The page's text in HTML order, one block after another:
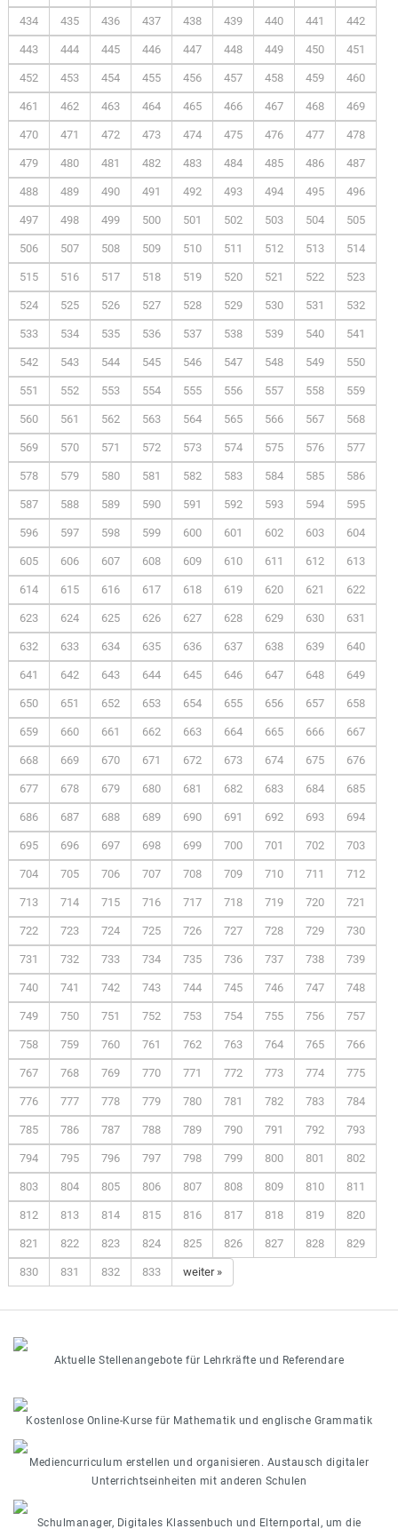
434 435 436 437 438 439 440 441 442
443 444 445 446 447 448 449 450 451
452 453 454 455 456 457 458 459 460
461 462 463 464 465 466 467 468 469
470 471 472 473 474 475 476 477 478
479 480 481 482 483 484 485 486 487
488 489 490 491 492 493 494 495 496
497 498 499 500 501 502 503 504 505
506 507 508 509 510 511 512 513 514
515 516 517 518 519 520 521 522 523
524 525 526 527 528 529 530 531 532
533 534 535 536 537 538 539 540 541
542 543 544 545 546 547 548 549 550
551 552 553 554 555 556 557 558 559
560 561 562 563 564 565 566 567 568
569 570 571 572 573 574 575 576 577
578 579 580 581 582 583 584 585 586
587 588 589 590 591 592 593 594 595
596 597 598 599 600 601 602 603 604
605 606 607 608 609 610 611 612 613
614 615 616 617 618 619 620 621 622
623 624 625 626 627 628 629 630 631
632 633 634 635 636 637 638 639 640
641 642 643 644 645 646 647 648 649
650 651 652 653 654 655 656 657 658
659 660 661 662 663 664 665 666 667
668 669 670 671 672 673 674 675 676
677 678 679 680 681 682 683 684 685
686 687 688 689 690 691 692 693 694
695 696 697 698 699 700 701 702 703
704 705 706 707 708 709 710 711 712
713 714 715 716 717 718 719 720 721
722 723 724 725 726 727 728 729 730
731 732 733 734 735 736 737 738 739
740 741 742 743 744 745 746 747 748
749 750 751 752 753 754 755 756 757
758 759 760 761 762 763 764 765 766
767 768 769 770 771 772 773 774 775
776 777 778 779 780 781 782 783 784
785 786 787 788 789 790 791 792 793
794 795 796 797 798 799 800 801 802
803 804 805 806 807 808 809 810 811
812 813 814 815 816 817 818 819 820
821 822 823 824 825 826 827 828 829
830 831 832 833 weiter »
Aktuelle Stellenangebote für Lehrkräfte und Referendare
Kostenlose Online-Kurse für Mathematik und englische Grammatik
Mediencurriculum erstellen und organisieren. Austausch digitaler
Unterrichtseinheiten mit anderen Schulen
Schulmanager, Digitales Klassenbuch und Elternportal, um die